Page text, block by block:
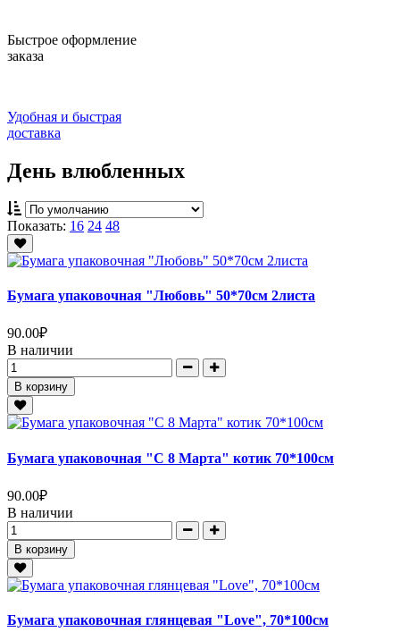
Быстрое оформление
заказа
Удобная и быстрая
доставка
День влюбленных
Показать: 16 24 48
Бумага упаковочная "Любовь" 50*70см 2листа
90.00₽
В наличии
В корзину
Бумага упаковочная "С 8 Марта" котик 70*100см
90.00₽
В наличии
В корзину
Бумага упаковочная глянцевая "Love", 70*100см